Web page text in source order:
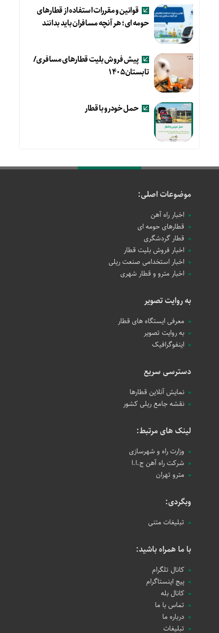
قوانین و مقررات استفاده از قطارهای
حومه ای؛ هر آنچه مسافران باید بدانند
پیش فروش بلیت قطارهای مسافری/
تابستان۱۴۰۵
حمل خودرو با قطار
موضوعات اصلی:
اخبار راه آهن
قطارهای حومه ای
قطار گردشگری
اخبار فروش بلیت قطار
اخبار استخدامی صنعت ریلی
اخبار مترو و قطار شهری
به روایت تصویر
معرفی ایستگاه های قطار
به روایت تصویر
اینفوگرافیک
دسترسی سریع
نمایش آنلاین قطارها
نقشه جامع ریلی کشور
لینک های مرتبط:
وزارت راه و شهرسازی
شرکت راه آهن ج.ا.ا
مترو تهران
وبگردی:
تبلیغات متنی
با ما همراه باشید:
کانال تلگرام
پیج اینستاگرام
کانال بله
تماس با ما
درباره ما
تبلیغات